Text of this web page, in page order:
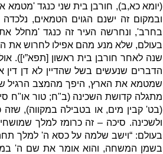
(יומא כא,ב), חורבן בית שני כנגד'מטמא
ובמקום זה ישנם הגוים הטמאים,
בחרב', ונחרשה העיר זה כנגד'מחלל
בעולם, שלא מנע מהם אפילו לחרוש את
שנה לאחר חורבן בית ראשון [תפא”י]).
הדברים שנעשים בשל שהדיין לא דן
שמטמא את הארץ, היפך מהמצב הרגיל
מתגלה קדושת השכינה(ב"ח;טור או"ח
(בט'קבין מים,או בטבילה במקווה), שזה
ולשכינה. סיכה – זה כרומז למלך
בעולם: “וישב שלמה על כסא ה'למלך
בשמן המשחה, והוא אומר את שם ה'